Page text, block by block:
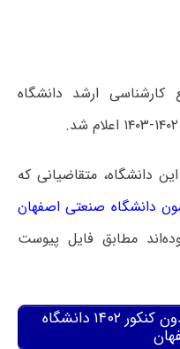
ارشد دانشگاه
این دانشگاه، متقاضیانی که
دانشگاه صنعتی اصفهان
مطابق فایل پیوست
نتیجه اولیه کارشناسی ارشد بدون کنکور ۱۴۰۲ دانشگاه